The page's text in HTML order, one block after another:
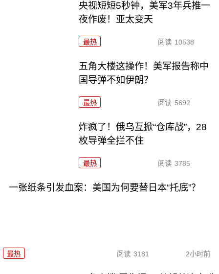
央视短短5秒钟，美军3年兵推一
夜作废！亚太变天
最热 阅读 10538
五角大楼这操作！美军报告称中
国导弹不如伊朗？
最热 阅读 5692
炸疯了！俄乌互掀“仓库战”，28
枚导弹全拦不住
最热 阅读 3785
一张纸条引发血案：美国为何要替日本“托底”？
最热 阅读 3181 2小时前